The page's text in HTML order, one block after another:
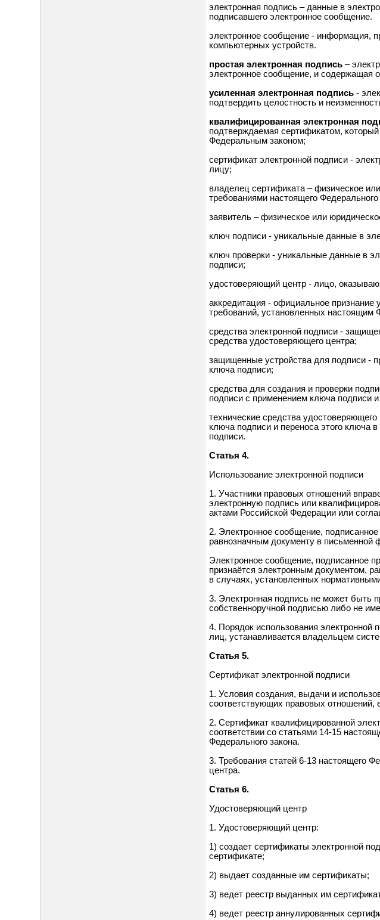
электронная подпись – данные в
подписавшего электронное сообщение.
электронное сообщение - информация,
компьютерных устройств.
простая электронная подпись –
электронное сообщение, и содержащая
усиленная электронная подпись-
подтвердить целостность и
квалифицированная электронная
подтверждаемая сертификатом,
Федеральным законом;
сертификат электронной подписи -
лицу;
владелец сертификата – физическое
требованиями настоящего Федерального
заявитель – физическое или
ключ подписи - уникальные данные в
ключ проверки - уникальные данные в
подписи;
удостоверяющий центр - лицо,
аккредитация - официальное
требований, установленных настоящим
средства электронной подписи -
средства удостоверяющего центра;
защищенные устройства для подписи -
ключа подписи;
средства для создания и проверки
подписи с применением ключа подписи
технические средства
ключа подписи и переноса этого ключа
подписи.
Статья 4.
Использование электронной подписи
1. Участники правовых отношений
электронную подпись или
актами Российской Федерации или
2. Электронное сообщение,
равнозначным документу в письменной
Электронное сообщение, подписанное
признаётся электронным документом,
в случаях, установленных
3. Электронная подпись не может быть
собственноручной подписью либо не
4. Порядок использования электронной
лиц, устанавливается владельцем
Статья 5.
Сертификат электронной подписи
1. Условия создания, выдачи и
соответствующих правовых отношений,
2. Сертификат квалифицированной
соответствии со статьями 14-15
Федерального закона.
3. Требования статей 6-13 настоящего
центра.
Статья 6.
Удостоверяющий центр
1. Удостоверяющий центр:
1) создает сертификаты электронной
сертификате;
2) выдает созданные им сертификаты;
3) ведет реестр выданных им
4) ведет реестр аннулированных